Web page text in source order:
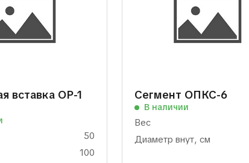
вставка ОР-1
50
100
Сегмент ОПКС-6
В наличии
Вес
Диаметр внут, см